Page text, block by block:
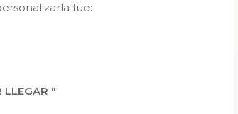
fue:
LLEGAR "